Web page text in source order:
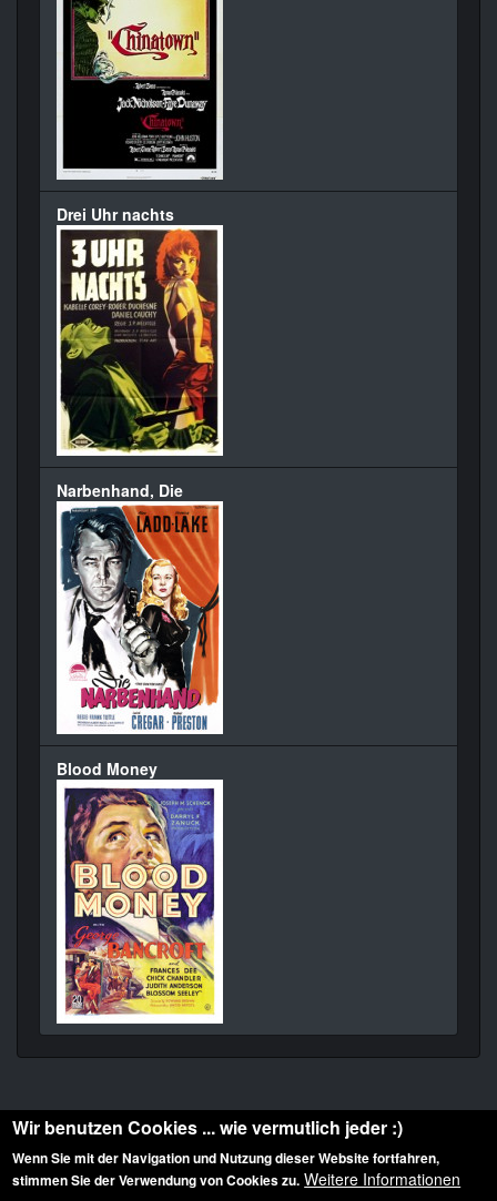
Drei Uhr nachts
Narbenhand, Die
Blood Money
Diese Website ist urheberrechtlich geschützt: © 2010-2026 der Film Noir de. Alle
Wir benutzen Cookies ... wie vermutlich jeder :)
Wenn Sie mit der Navigation und Nutzung dieser Website fortfahren,
stimmen Sie der Verwendung von Cookies zu. Weitere Informationen